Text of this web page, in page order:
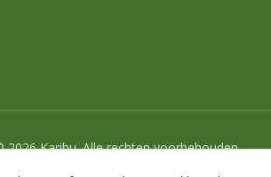
2026 Karibu. Alle rechten voorbehouden.